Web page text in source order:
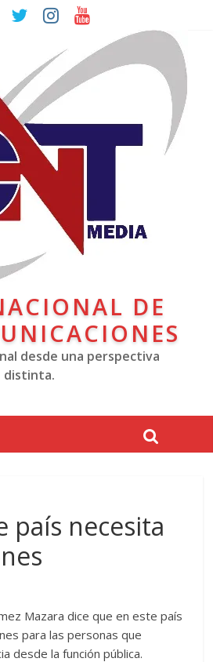
DE
desde una perspectiva
distinta.
país necesita
Mazara dice que en este país
para las personas que
desde la función pública.